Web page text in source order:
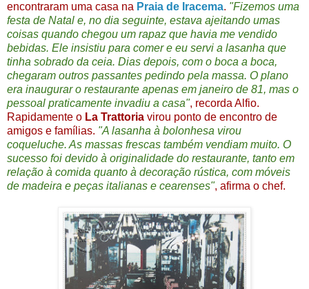
encontraram uma casa na Praia de Iracema. "Fizemos uma
festa de Natal e, no dia seguinte, estava ajeitando umas
coisas quando chegou um rapaz que havia me vendido
bebidas. Ele insistiu para comer e eu servi a lasanha que
tinha sobrado da ceia. Dias depois, com o boca a boca,
chegaram outros passantes pedindo pela massa. O plano
era inaugurar o restaurante apenas em janeiro de 81, mas o
pessoal praticamente invadiu a casa", recorda Alfio.
Rapidamente o La Trattoria virou ponto de encontro de
amigos e famílias. "A lasanha à bolonhesa virou
coqueluche. As massas frescas também vendiam muito. O
sucesso foi devido à originalidade do restaurante, tanto em
relação à comida quanto à decoração rústica, com móveis
de madeira e peças italianas e cearenses", afirma o chef.